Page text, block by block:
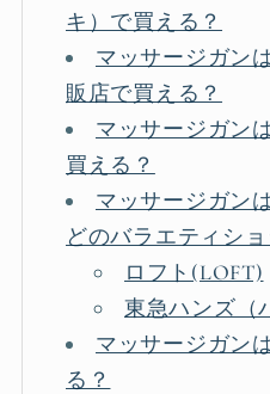
キ）で買える？
マッサージガン
販店で買える？
マッサージガン
買える？
マッサージガン
どのバラエティシ
ロフト(LOFT)
東急ハンズ（
マッサージガン
る？